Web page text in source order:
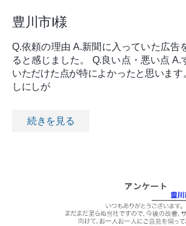
豊川市I様
Q.依頼の理由 A.新聞に入っていた広告
ると感じました。 Q.良い点・悪い点 A.
いただけた点が特によかったと思いま
しにしが
続きを見る